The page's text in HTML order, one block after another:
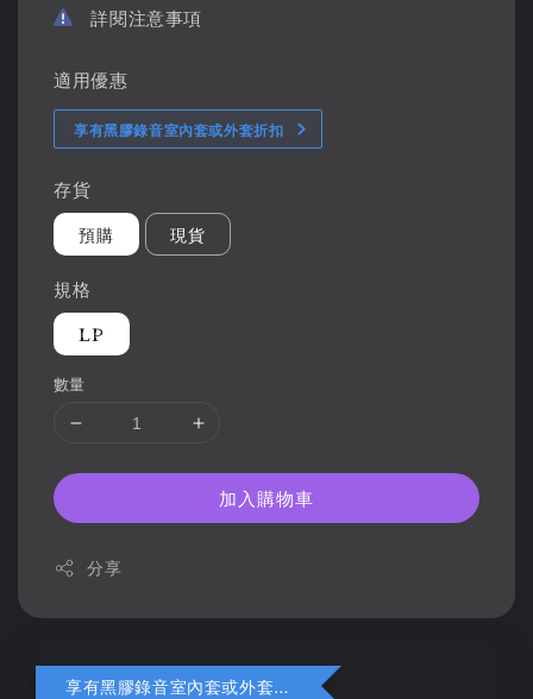
詳閱注意事項
適用優惠
享有黑膠錄音室內套或外套折扣
存貨
預購 現貨
規格
LP
數量
加入購物車
分享
享有黑膠錄音室內套或外套折扣